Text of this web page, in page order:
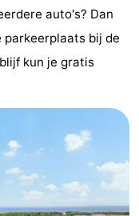
auto's? Dan
parkeerplaats bij de
kun je gratis